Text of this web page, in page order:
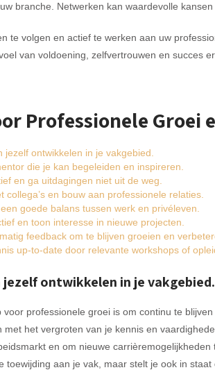
branche. Netwerken kan waardevolle
te volgen en actief te werken aan uw
van voldoening, zelfvertrouwen en succes
Professionele
jezelf ontwikkelen in je vakgebied.
die je kan begeleiden en inspireren.
en ga uitdagingen niet uit de weg.
collega’s en bouw aan professionele relaties.
goede balans tussen werk en privéleven.
en toon interesse in nieuwe projecten.
feedback om te blijven groeien en
up-to-date door relevante workshops of
jezelf ontwikkelen in je vakgebied.
voor professionele groei is om continu te
met het vergroten van je kennis en
en om nieuwe
toewijding aan je vak, maar stelt je ook in